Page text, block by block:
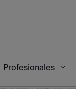
Profesionales